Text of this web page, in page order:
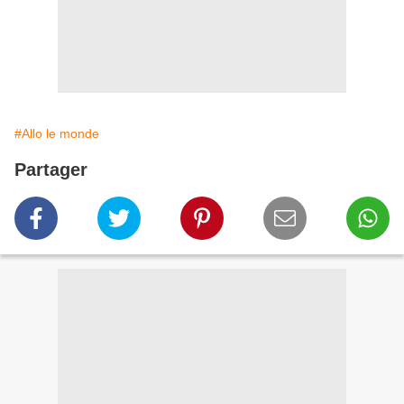
#Allo le monde
Partager